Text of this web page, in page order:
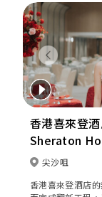
圍的自助餐﹔唯
都完美切合各準
日子，令賓客永
Previous
香港喜來登
Sheraton
尖沙咀
香港喜來登酒店